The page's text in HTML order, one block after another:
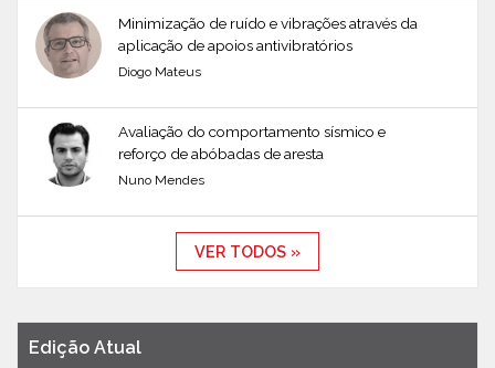
Minimização de ruído e vibrações através da
aplicação de apoios antivibratórios
Diogo Mateus
Avaliação do comportamento sísmico e
reforço de abóbadas de aresta
Nuno Mendes
VER TODOS »
Edição Atual